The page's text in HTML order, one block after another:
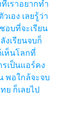
เราอยากทำ
เอง เลยรู้ว่า
อบที่จะเรียน
งเรียนจบก็
เห็นโลกที่
เป็นแอร์คง
พอใกล้จะจบ
ย ก็เลยไป